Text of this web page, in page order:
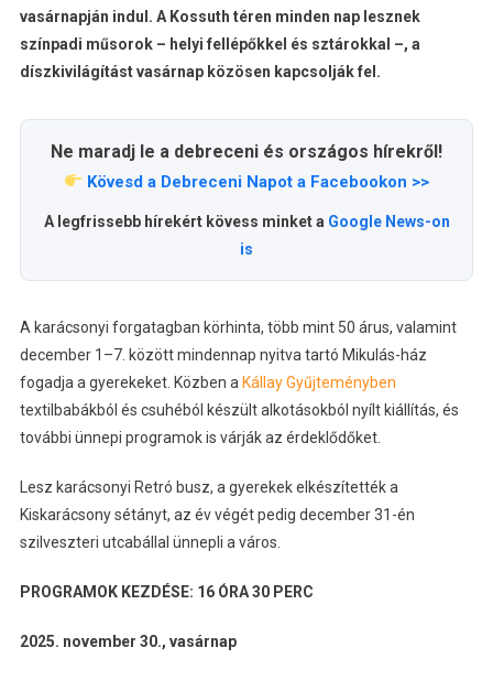
vasárnapján indul. A Kossuth téren minden nap lesznek
színpadi műsorok – helyi fellépőkkel és sztárokkal –, a
díszkivilágítást vasárnap közösen kapcsolják fel.
Ne maradj le a debreceni és országos hírekről!
Kövesd a Debreceni Napot a Facebookon >>
A legfrissebb hírekért kövess minket a Google News-on
is
A karácsonyi forgatagban körhinta, több mint 50 árus, valamint
december 1–7. között mindennap nyitva tartó Mikulás-ház
fogadja a gyerekeket. Közben a Kállay Gyűjteményben
textilbabákból és csuhéból készült alkotásokból nyílt kiállítás, és
további ünnepi programok is várják az érdeklődőket.
Lesz karácsonyi Retró busz, a gyerekek elkészítették a
Kiskarácsony sétányt, az év végét pedig december 31-én
szilveszteri utcabállal ünnepli a város.
PROGRAMOK KEZDÉSE: 16 ÓRA 30 PERC
2025. november 30., vasárnap